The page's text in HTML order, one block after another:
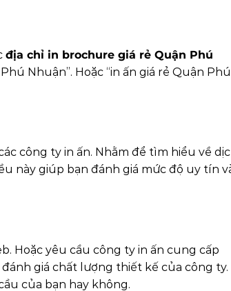
địa chỉ in brochure giá rẻ Quận Phú
Nhuận”. Hoặc “in ấn giá rẻ Quận Phú
công ty in ấn. Nhằm để tìm hiểu về
này giúp bạn đánh giá mức độ uy tín
Hoặc yêu cầu công ty in ấn cung cấp
giá chất lượng thiết kế của công ty.
của bạn hay không.